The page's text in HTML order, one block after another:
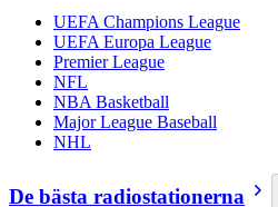
UEFA Champions League
UEFA Europa League
Premier League
NFL
NBA Basketball
Major League Baseball
NHL
De bästa radiostationerna